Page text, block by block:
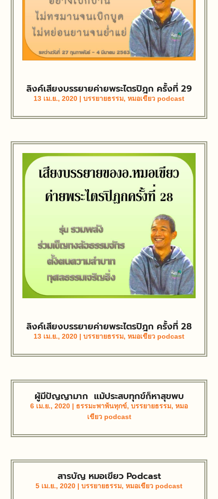
ลิงค์เสียงบรรยายค่ายพระไตรปิฎก ครั้งที่ 29
13 เม.ย., 2020 | บรรยายธรรม, หมอเขียว podcast
ลิงค์เสียงบรรยายค่ายพระไตรปิฎก ครั้งที่ 28
13 เม.ย., 2020 | บรรยายธรรม, หมอเขียว podcast
ผู้มีปัญญามาก แม้ประสบทุกข์ก็หาสุขพบ
6 เม.ย., 2020 | ธรรมะพาพ้นทุกข์, บรรยายธรรม, หมอ
เขียว podcast
สารบัญ หมอเขียว Podcast
5 เม.ย., 2020 | บรรยายธรรม, หมอเขียว podcast